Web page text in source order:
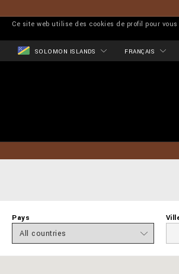
Ce site web utilise des cookies de profil pour
SOLOMON ISLANDS FRANÇAIS
Pays